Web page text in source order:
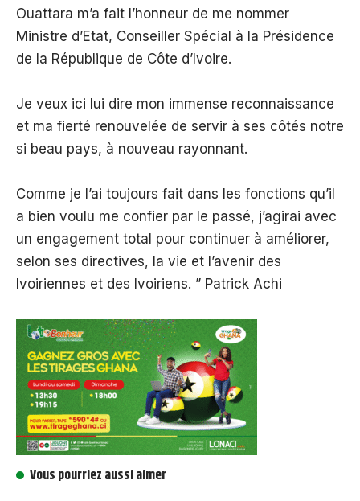
Ouattara m’a fait l’honneur de me nommer
Ministre d’Etat, Conseiller Spécial à la Présidence
de la République de Côte d’Ivoire.
Je veux ici lui dire mon immense reconnaissance
et ma fierté renouvelée de servir à ses côtés notre
si beau pays, à nouveau rayonnant.
Comme je l’ai toujours fait dans les fonctions qu’il
a bien voulu me confier par le passé, j’agirai avec
un engagement total pour continuer à améliorer,
selon ses directives, la vie et l’avenir des
Ivoiriennes et des Ivoiriens. ” Patrick Achi
Vous pourriez aussi aimer